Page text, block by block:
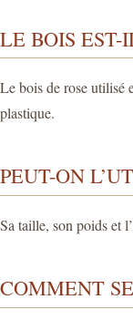
LE BOIS EST-
Le bois de rose utilisé
plastique.
PEUT-ON
Sa taille, son poids et
COMMENT